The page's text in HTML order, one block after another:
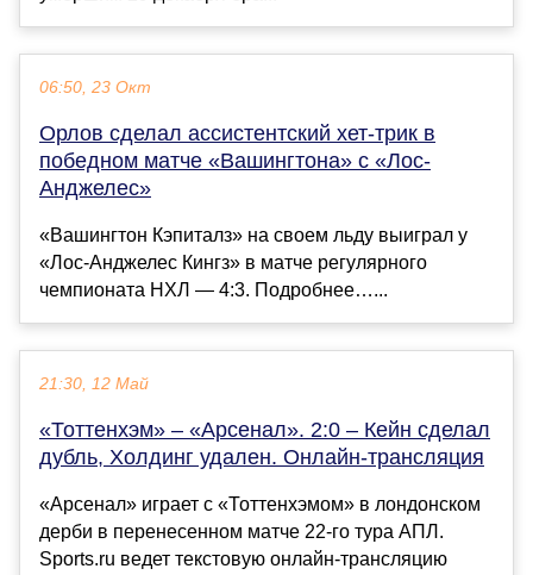
06:50, 23 Окт
Орлов сделал ассистентский хет-трик в
победном матче «Вашингтона» с «Лос-
Анджелес»
«Вашингтон Кэпиталз» на своем льду выиграл у
«Лос-Анджелес Кингз» в матче регулярного
чемпионата НХЛ — 4:3. Подробнее…...
21:30, 12 Май
«Тоттенхэм» – «Арсенал». 2:0 – Кейн сделал
дубль, Холдинг удален. Онлайн-трансляция
«Арсенал» играет с «Тоттенхэмом» в лондонском
дерби в перенесенном матче 22-го тура АПЛ.
Sports.ru ведет текстовую онлайн-трансляцию